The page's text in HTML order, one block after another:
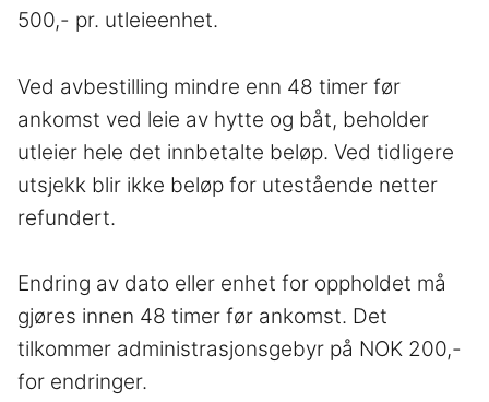
500,- pr. utleieenhet.
Ved avbestilling mindre enn 48 timer før
ankomst ved leie av hytte og båt, beholder
utleier hele det innbetalte beløp. Ved tidligere
utsjekk blir ikke beløp for utestående netter
refundert.
Endring av dato eller enhet for oppholdet må
gjøres innen 48 timer før ankomst. Det
tilkommer administrasjonsgebyr på NOK 200,-
for endringer.